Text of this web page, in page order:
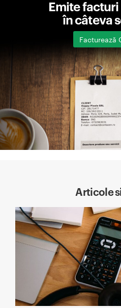
Emite
în câteva
Facturează
Articole